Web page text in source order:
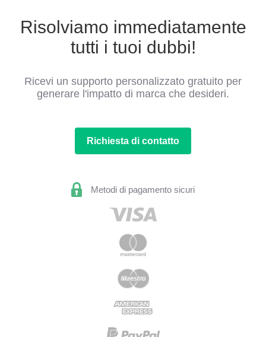
Risolviamo immediatamente
tutti i tuoi dubbi!
Ricevi un supporto personalizzato gratuito per
generare l'impatto di marca che desideri.
Richiesta di contatto
Metodi di pagamento sicuri